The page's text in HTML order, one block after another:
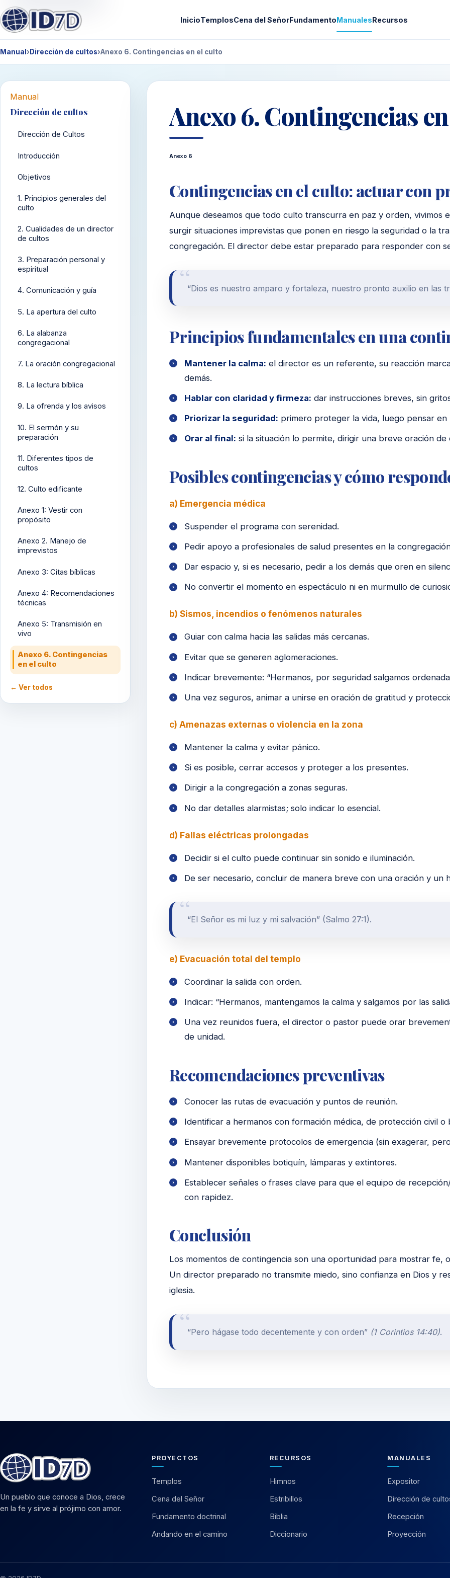
InicioTemplosCena del SeñorFundamentoManualesRecursos
Manual›Dirección de cultos›Anexo 6. Contingencias en el culto
Manual
Dirección de cultos
Dirección de Cultos
Introducción
Objetivos
1. Principios generales del
culto
2. Cualidades de un director
de cultos
3. Preparación personal y
espiritual
4. Comunicación y guía
5. La apertura del culto
6. La alabanza
congregacional
7. La oración congregacional
8. La lectura bíblica
9. La ofrenda y los avisos
10. El sermón y su
preparación
11. Diferentes tipos de
cultos
12. Culto edificante
Anexo 1: Vestir con
propósito
Anexo 2. Manejo de
imprevistos
Anexo 3: Citas bíblicas
Anexo 4: Recomendaciones
técnicas
Anexo 5: Transmisión en
vivo
Anexo 6. Contingencias
en el culto
← Ver todos
Anexo 6. Contingencias
Anexo 6
Contingencias en el culto: actuar con
Aunque deseamos que todo culto transcurra en paz y orden, vivimos
surgir situaciones imprevistas que ponen en riesgo la seguridad o la
congregación. El director debe estar preparado para responder con
“Dios es nuestro amparo y fortaleza, nuestro pronto auxilio en las
Principios fundamentales en una
Mantener la calma: el director es un referente, su reacción
demás.
Hablar con claridad y firmeza: dar instrucciones breves, sin
Priorizar la seguridad: primero proteger la vida, luego pensar
Orar al final: si la situación lo permite, dirigir una breve oración de
Posibles contingencias y cómo
a) Emergencia médica
Suspender el programa con serenidad.
Pedir apoyo a profesionales de salud presentes en la
Dar espacio y, si es necesario, pedir a los demás que oren en
No convertir el momento en espectáculo ni en murmullo de
b) Sismos, incendios o fenómenos naturales
Guiar con calma hacia las salidas más cercanas.
Evitar que se generen aglomeraciones.
Indicar brevemente: “Hermanos, por seguridad salgamos
Una vez seguros, animar a unirse en oración de gratitud y
c) Amenazas externas o violencia en la zona
Mantener la calma y evitar pánico.
Si es posible, cerrar accesos y proteger a los presentes.
Dirigir a la congregación a zonas seguras.
No dar detalles alarmistas; solo indicar lo esencial.
d) Fallas eléctricas prolongadas
Decidir si el culto puede continuar sin sonido e iluminación.
De ser necesario, concluir de manera breve con una oración y un
“El Señor es mi luz y mi salvación” (Salmo 27:1).
e) Evacuación total del templo
Coordinar la salida con orden.
Indicar: “Hermanos, mantengamos la calma y salgamos por las
Una vez reunidos fuera, el director o pastor puede orar
de unidad.
Recomendaciones preventivas
Conocer las rutas de evacuación y puntos de reunión.
Identificar a hermanos con formación médica, de protección civil o
Ensayar brevemente protocolos de emergencia (sin exagerar,
Mantener disponibles botiquín, lámparas y extintores.
Establecer señales o frases clave para que el equipo de
con rapidez.
Conclusión
Los momentos de contingencia son una oportunidad para mostrar fe,
Un director preparado no transmite miedo, sino confianza en Dios y
iglesia.
“Pero hágase todo decentemente y con orden” (1 Corintios 14:40).
Un pueblo que conoce a Dios, crece
en la fe y sirve al prójimo con amor.
PROYECTOS
Templos
Cena del Señor
Fundamento doctrinal
Andando en el camino
RECURSOS
Himnos
Estribillos
Biblia
Diccionario
MANUALES
Expositor
Dirección de
Recepción
Proyección